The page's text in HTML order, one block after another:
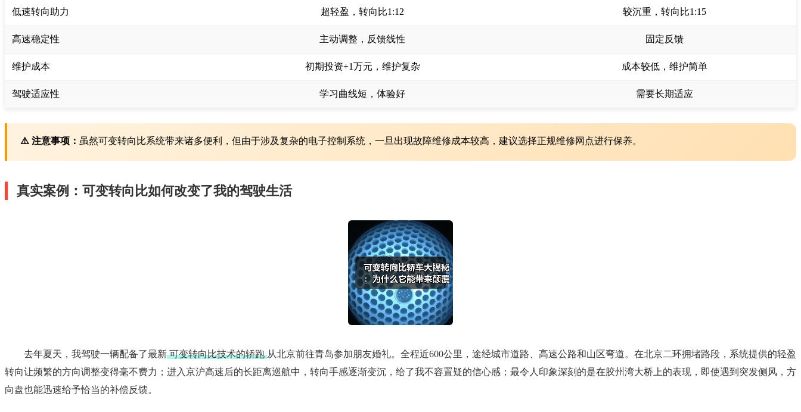
低速转向助力 超轻盈，转向比1:12 较沉重，转向比1:15
高速稳定性 主动调整，反馈线性 固定反馈
维护成本 初期投资+1万元，维护复杂 成本较低，维护简单
驾驶适应性 学习曲线短，体验好 需要长期适应
⚠️ 注意事项： 虽然可变转向比系统带来诸多便利，但由于涉及复杂的电子控制系统，一旦出现故障维修成本较高，建议选择正规维修网点进行保养。
真实案例：可变转向比如何改变了我的驾驶生活
去年夏天，我驾驶一辆配备了最新 可变转向比技术的轿跑 从北京前往青岛参加朋友婚礼。全程近600公里，途经城市道路、高速公路和山区弯道。在北京二环拥堵路段，系统提供的轻盈
转向让频繁的方向调整变得毫不费力；进入京沪高速后的长距离巡航中，转向手感逐渐变沉，给了我不容置疑的信心感；最令人印象深刻的是在胶州湾大桥上的表现，即使遇到突发侧风，方
向盘也能迅速给予恰当的补偿反馈。